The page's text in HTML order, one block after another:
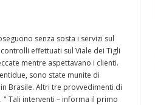
senza sosta i servizi sul
effettuati sul Viale dei Tigli
mentre aspettavano i clienti.
sono state munite di
Brasile. Altri tre provvedimenti di
Tali interventi – informa il primo